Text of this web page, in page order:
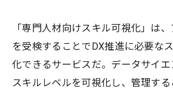
「専門人材向けスキル可視化」は
を受検することでDX推進に必要な
化できるサービスだ。データサイ
スキルレベルを可視化し、管理す